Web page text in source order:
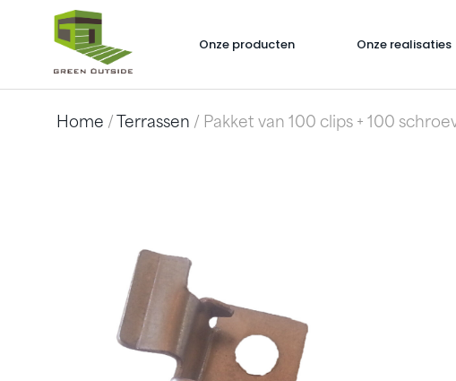
Onze producten Onze realisaties
Home / Terrassen / Pakket van 100 clips + 100